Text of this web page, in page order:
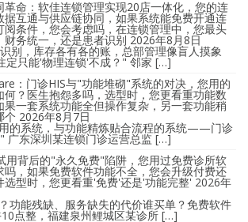
革命：软佳连锁管理实现20店一体化，您的连
据互通与供应链协同，如果系统能免费开通连
阅条件，您会考虑吗，在连锁管理中，您最头
务统一，还是患者识别 2026年8月8日
别，库存各有各的账，总部管理像盲人摸象
只能'物理连锁'不成？" 邻家 […]
：门诊HIS与"功能堆砌"系统的对决，您用的
何？医生抱怨多吗，选型时，您更看重功能数
一套系统功能全但操作复杂，另一套功能稍
个 2026年8月7日
的系统，与功能精炼贴合流程的系统——门诊
广东深圳某连锁门诊运营总监 […]
用背后的"永久免费"陷阱，您用过免费诊所软
吗，如果免费软件功能不全，您会升级付费还
选型时，您更看重'免费'还是'功能完整' 2026年
功能残缺、服务缺失的代价谁买单？免费软件
点整，福建泉州鲤城区某诊所 […]